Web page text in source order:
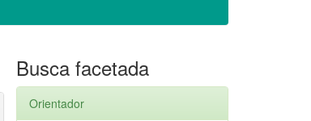
Busca facetada
Orientador